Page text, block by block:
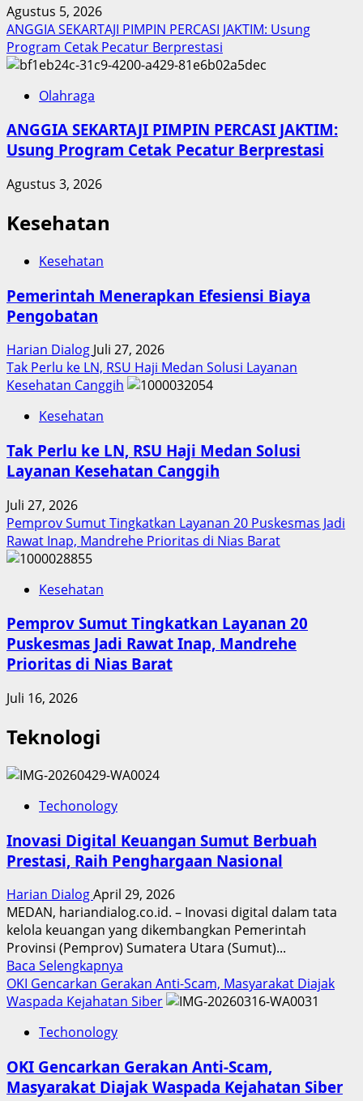
Agustus 5, 2026
ANGGIA SEKARTAJI PIMPIN PERCASI JAKTIM: Usung
Program Cetak Pecatur Berprestasi
Olahraga
ANGGIA SEKARTAJI PIMPIN PERCASI JAKTIM:
Usung Program Cetak Pecatur Berprestasi
Agustus 3, 2026
Kesehatan
Kesehatan
Pemerintah Menerapkan Efesiensi Biaya
Pengobatan
Harian Dialog Juli 27, 2026
Tak Perlu ke LN, RSU Haji Medan Solusi Layanan
Kesehatan Canggih
Kesehatan
Tak Perlu ke LN, RSU Haji Medan Solusi
Layanan Kesehatan Canggih
Juli 27, 2026
Pemprov Sumut Tingkatkan Layanan 20 Puskesmas Jadi
Rawat Inap, Mandrehe Prioritas di Nias Barat
Kesehatan
Pemprov Sumut Tingkatkan Layanan 20
Puskesmas Jadi Rawat Inap, Mandrehe
Prioritas di Nias Barat
Juli 16, 2026
Teknologi
Techonology
Inovasi Digital Keuangan Sumut Berbuah
Prestasi, Raih Penghargaan Nasional
Harian DialogApril 29, 2026
MEDAN, hariandialog.co.id. – Inovasi digital dalam tata
kelola keuangan yang dikembangkan Pemerintah
Provinsi (Pemprov) Sumatera Utara (Sumut)...
Baca Selengkapnya
more
about
Sumut
Berbuah
OKI Gencarkan Gerakan Anti-Scam, Masyarakat Diajak
Waspada Kejahatan Siber
Techonology
OKI Gencarkan Gerakan Anti-Scam,
Masyarakat Diajak Waspada Kejahatan Siber